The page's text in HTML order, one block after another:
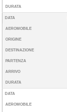
DURATA
DATA
AEROMOBILE
ORIGINE
DESTINAZIONE
PARTENZA
ARRIVO
DURATA
DATA
AEROMOBILE